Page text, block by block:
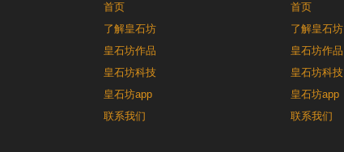
首页
了解皇石坊
皇石坊作品
皇石坊科技
皇石坊app
联系我们
首页
了解皇石坊
皇石坊作品
皇石坊科技
皇石坊app
联系我们